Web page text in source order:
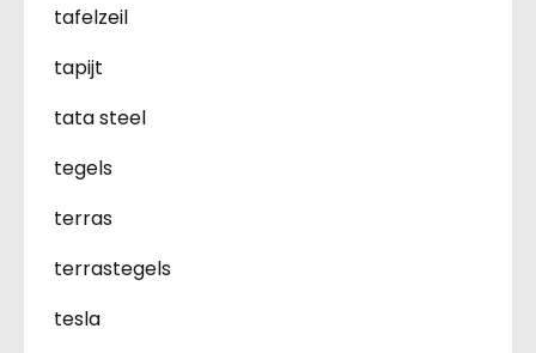
tafelzeil
tapijt
tata steel
tegels
terras
terrastegels
tesla